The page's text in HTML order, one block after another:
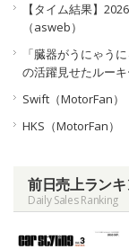
【タイム結果】
（asweb）
「臓器がうにゃう
の活躍見せたルーキ
Swift（MotorFan）
HKS（MotorFan）
前日売上ラン
Daily Sales Ranking